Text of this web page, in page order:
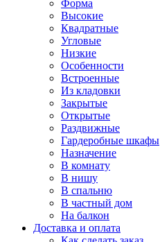
Форма
Высокие
Квадратные
Угловые
Низкие
Особенности
Встроенные
Из кладовки
Закрытые
Открытые
Раздвижные
Гардеробные шкафы
Назначение
В комнату
В нишу
В спальню
В частный дом
На балкон
Доставка и оплата